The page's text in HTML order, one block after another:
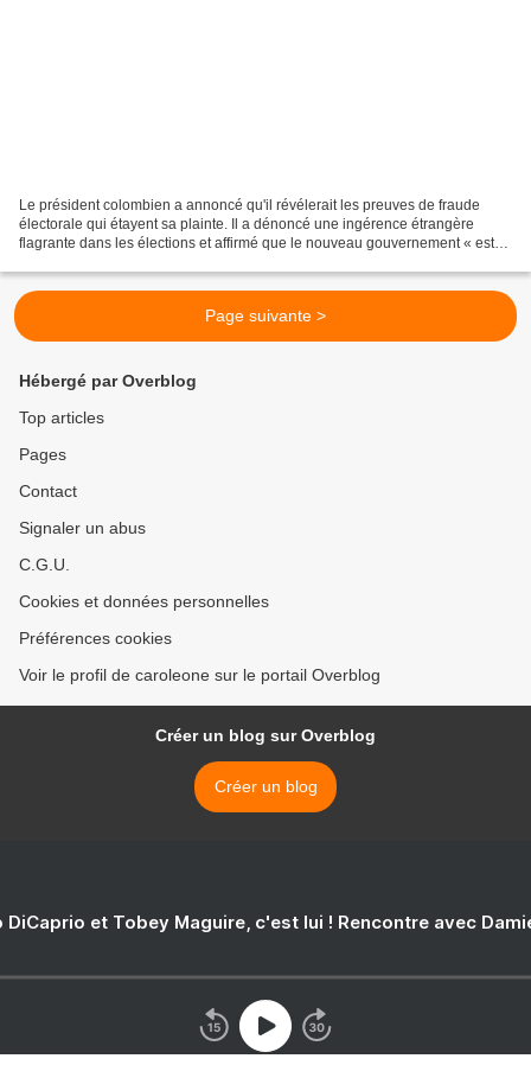
Le président colombien a annoncé qu'il révélerait les preuves de fraude
électorale qui étayent sa plainte. Il a dénoncé une ingérence étrangère
flagrante dans les élections et affirmé que le nouveau gouvernement « est
Page suivante >
Hébergé par Overblog
Top articles
Pages
Contact
Signaler un abus
C.G.U.
Cookies et données personnelles
Préférences cookies
Voir le profil de caroleone sur le portail Overblog
Créer un blog sur Overblog
Créer un blog
DiCaprio et Tobey Maguire, c'est lui ! Rencontre avec